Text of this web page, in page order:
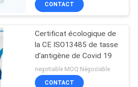
CONTACT
Certificat écologique de
la CE ISO13485 de tasse
d'antigène de Covid 19
negotiable MOQ:Négociable
CONTACT